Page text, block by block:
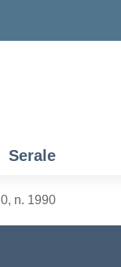
Serale
n. 1990